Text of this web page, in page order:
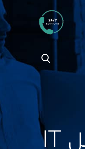
مقایسه جامع Splunk و Zabbix کدام ابزار برای نظارت و تحلیل IT